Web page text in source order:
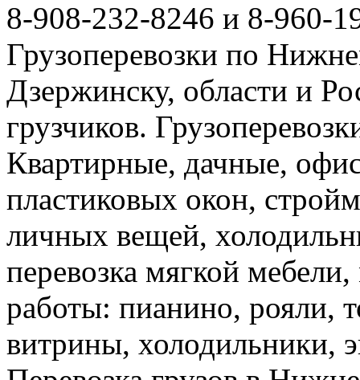
8-908-232-8246 и 8-960-
Грузоперевозки по
Дзержинску, области и
грузчиков.
Квартирные, дачные,
пластиковых окон,
личных вещей,
перевозка мягкой
работы: пианино, рояли,
витрины, холодильники,